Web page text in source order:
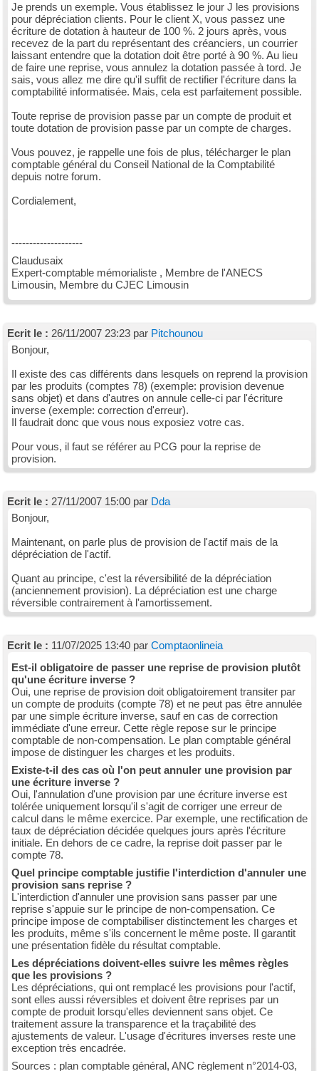
Je prends un exemple. Vous établissez le jour J les provisions
pour dépréciation clients. Pour le client X, vous passez une
écriture de dotation à hauteur de 100 %. 2 jours après, vous
recevez de la part du représentant des créanciers, un courrier
laissant entendre que la dotation doit être porté à 90 %. Au lieu
de faire une reprise, vous annulez la dotation passée à tord. Je
sais, vous allez me dire qu'il suffit de rectifier l'écriture dans la
comptabilité informatisée. Mais, cela est parfaitement possible.
Toute reprise de provision passe par un compte de produit et
toute dotation de provision passe par un compte de charges.
Vous pouvez, je rappelle une fois de plus, télécharger le plan
comptable général du Conseil National de la Comptabilité
depuis notre forum.
Cordialement,
--------------------
Claudusaix
Expert-comptable mémorialiste , Membre de l'ANECS
Limousin, Membre du CJEC Limousin
Ecrit le : 26/11/2007 23:23 par Pitchounou
Bonjour,
Il existe des cas différents dans lesquels on reprend la provision
par les produits (comptes 78) (exemple: provision devenue
sans objet) et dans d'autres on annule celle-ci par l'écriture
inverse (exemple: correction d'erreur).
Il faudrait donc que vous nous exposiez votre cas.
Pour vous, il faut se référer au PCG pour la reprise de
provision.
Ecrit le : 27/11/2007 15:00 par Dda
Bonjour,
Maintenant, on parle plus de provision de l'actif mais de la
dépréciation de l'actif.
Quant au principe, c'est la réversibilité de la dépréciation
(anciennement provision). La dépréciation est une charge
réversible contrairement à l'amortissement.
Ecrit le : 11/07/2025 13:40 par Comptaonlineia
Est-il obligatoire de passer une reprise de provision plutôt
qu'une écriture inverse ?
Oui, une reprise de provision doit obligatoirement transiter par
un compte de produits (compte 78) et ne peut pas être annulée
par une simple écriture inverse, sauf en cas de correction
immédiate d'une erreur. Cette règle repose sur le principe
comptable de non-compensation. Le plan comptable général
impose de distinguer les charges et les produits.
Existe-t-il des cas où l'on peut annuler une provision par
une écriture inverse ?
Oui, l'annulation d'une provision par une écriture inverse est
tolérée uniquement lorsqu'il s'agit de corriger une erreur de
calcul dans le même exercice. Par exemple, une rectification de
taux de dépréciation décidée quelques jours après l'écriture
initiale. En dehors de ce cadre, la reprise doit passer par le
compte 78.
Quel principe comptable justifie l'interdiction d'annuler une
provision sans reprise ?
L'interdiction d'annuler une provision sans passer par une
reprise s'appuie sur le principe de non-compensation. Ce
principe impose de comptabiliser distinctement les charges et
les produits, même s'ils concernent le même poste. Il garantit
une présentation fidèle du résultat comptable.
Les dépréciations doivent-elles suivre les mêmes règles
que les provisions ?
Les dépréciations, qui ont remplacé les provisions pour l'actif,
sont elles aussi réversibles et doivent être reprises par un
compte de produit lorsqu'elles deviennent sans objet. Ce
traitement assure la transparence et la traçabilité des
ajustements de valeur. L'usage d'écritures inverses reste une
exception très encadrée.
Sources : plan comptable général, ANC règlement n°2014-03,